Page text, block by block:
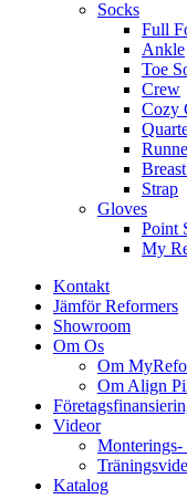
Socks
Full
Ankle
Toe
Crew
Cozy
Strap
Gloves
Point
My
Kontakt
Jämför Reformers
Showroom
Om Os
Om
Om Align
Videor
Monterings-
Katalog